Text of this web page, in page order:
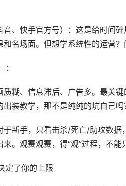
、快手官方号）：这是给时间
名场面。但想学系统性的运营？
质糊、信息滞后、广告多。最关
装教学，那不是纯纯的坑自己吗
于新手，只看击杀/死亡/助攻数
。观赛观赛，得“观”过程，不能
定了你的上限